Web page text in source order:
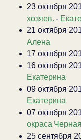
23 октября
хозяев. -
21 октября
Алена
17 октября
16 октября
Екатерина
09 октября
Екатерина
07 октября
окраса
25 сентября